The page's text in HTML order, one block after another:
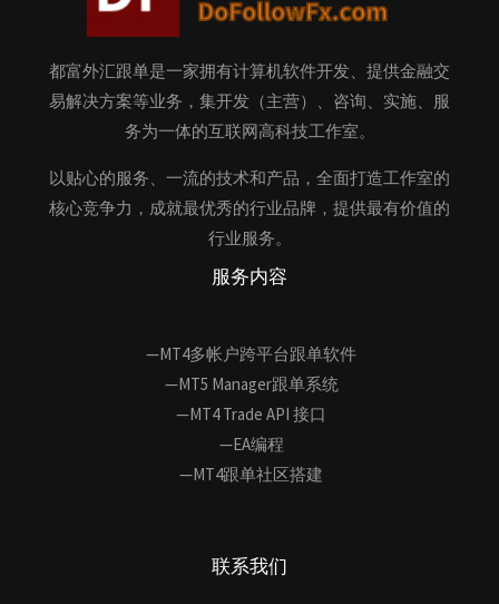
都富外汇跟单是一家拥有计算机软件开发、提供金融交
易解决方案等业务，集开发（主营）、咨询、实施、服
务为一体的互联网高科技工作室。
以贴心的服务、一流的技术和产品，全面打造工作室的
核心竞争力，成就最优秀的行业品牌，提供最有价值的
行业服务。
服务内容
—MT4多帐户跨平台跟单软件
—MT5 Manager跟单系统
—MT4 Trade API 接口
—EA编程
—MT4跟单社区搭建
联系我们